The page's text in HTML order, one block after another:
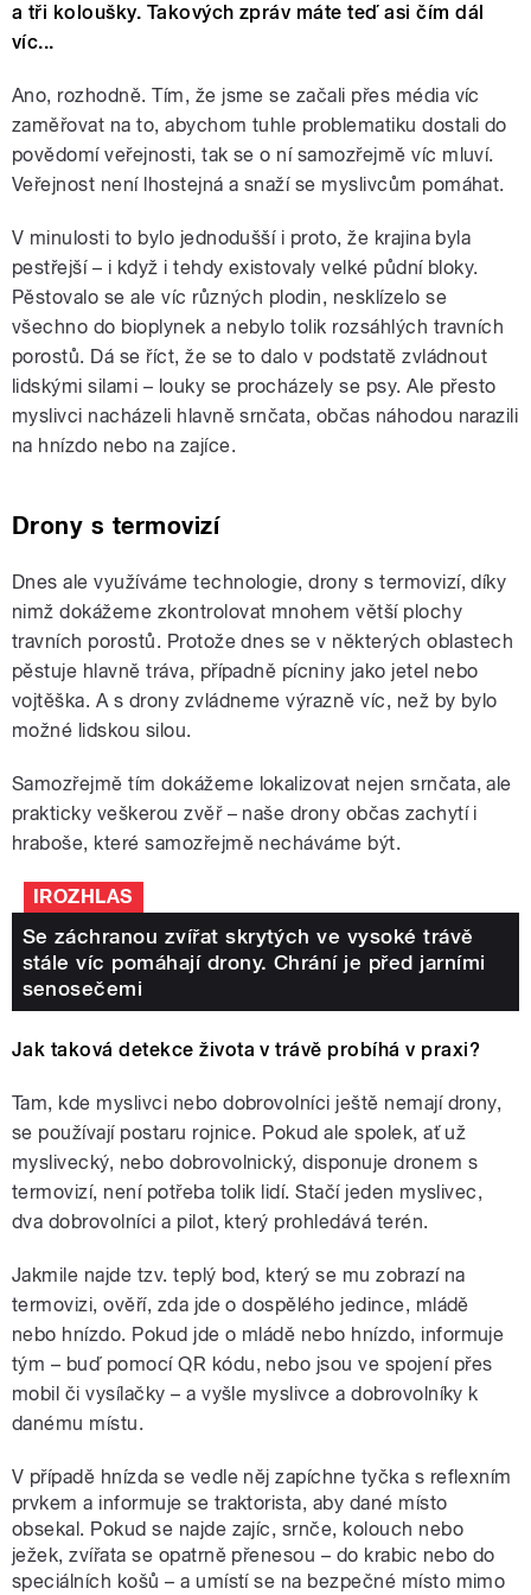
a tři koloušky. Takových zpráv máte teď asi čím dál
víc...
Ano, rozhodně. Tím, že jsme se začali přes média víc
zaměřovat na to, abychom tuhle problematiku dostali do
povědomí veřejnosti, tak se o ní samozřejmě víc mluví.
Veřejnost není lhostejná a snaží se myslivcům pomáhat.
V minulosti to bylo jednodušší i proto, že krajina byla
pestřejší – i když i tehdy existovaly velké půdní bloky.
Pěstovalo se ale víc různých plodin, nesklízelo se
všechno do bioplynek a nebylo tolik rozsáhlých travních
porostů. Dá se říct, že se to dalo v podstatě zvládnout
lidskými silami – louky se procházely se psy. Ale přesto
myslivci nacházeli hlavně srnčata, občas náhodou narazili
na hnízdo nebo na zajíce.
Drony s termovizí
Dnes ale využíváme technologie, drony s termovizí, díky
nimž dokážeme zkontrolovat mnohem větší plochy
travních porostů. Protože dnes se v některých oblastech
pěstuje hlavně tráva, případně pícniny jako jetel nebo
vojtěška. A s drony zvládneme výrazně víc, než by bylo
možné lidskou silou.
Samozřejmě tím dokážeme lokalizovat nejen srnčata, ale
prakticky veškerou zvěř – naše drony občas zachytí i
hraboše, které samozřejmě necháváme být.
IROZHLAS
Se záchranou zvířat skrytých ve vysoké trávě
stále víc pomáhají drony. Chrání je před jarními
senosečemi
Jak taková detekce života v trávě probíhá v praxi?
Tam, kde myslivci nebo dobrovolníci ještě nemají drony,
se používají postaru rojnice. Pokud ale spolek, ať už
myslivecký, nebo dobrovolnický, disponuje dronem s
termovizí, není potřeba tolik lidí. Stačí jeden myslivec,
dva dobrovolníci a pilot, který prohledává terén.
Jakmile najde tzv. teplý bod, který se mu zobrazí na
termovizi, ověří, zda jde o dospělého jedince, mládě
nebo hnízdo. Pokud jde o mládě nebo hnízdo, informuje
tým – buď pomocí QR kódu, nebo jsou ve spojení přes
mobil či vysílačky – a vyšle myslivce a dobrovolníky k
danému místu.
V případě hnízda se vedle něj zapíchne tyčka s reflexním
prvkem a informuje se traktorista, aby dané místo
obsekal. Pokud se najde zajíc, srnče, kolouch nebo
ježek, zvířata se opatrně přenesou – do krabic nebo do
speciálních košů – a umístí se na bezpečné místo mimo